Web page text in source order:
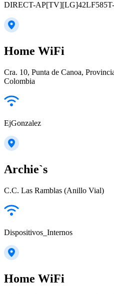
DIRECT-
Home WiFi
Cra. 10, Punta de Canoa,
Colombia
EjGonzalez
Archie`s
C.C. Las Ramblas (Anillo Vial)
Dispositivos_Internos
Home WiFi